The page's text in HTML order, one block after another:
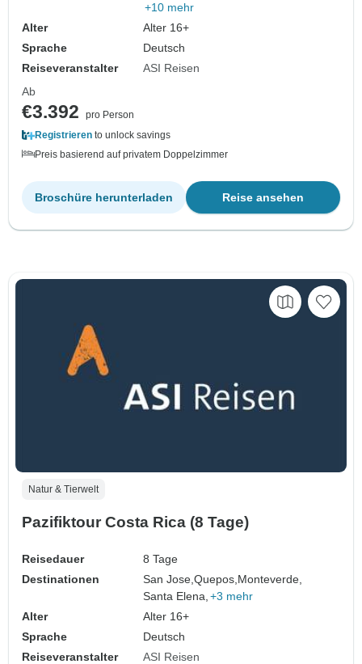
+10 mehr
Alter
Alter 16+
Sprache
Deutsch
Reiseveranstalter
ASI Reisen
Ab
€3.392
pro Person
Registrieren to unlock savings
Preis basierend auf privatem Doppelzimmer
Reise ansehen
Broschüre herunterladen
Natur & Tierwelt
Pazifiktour Costa Rica (8 Tage)
Reisedauer
8 Tage
Destinationen
San Jose,Quepos, Monteverde,
Santa Elena, +3 mehr
Alter
Alter 16+
Sprache
Deutsch
Reiseveranstalter
ASI Reisen